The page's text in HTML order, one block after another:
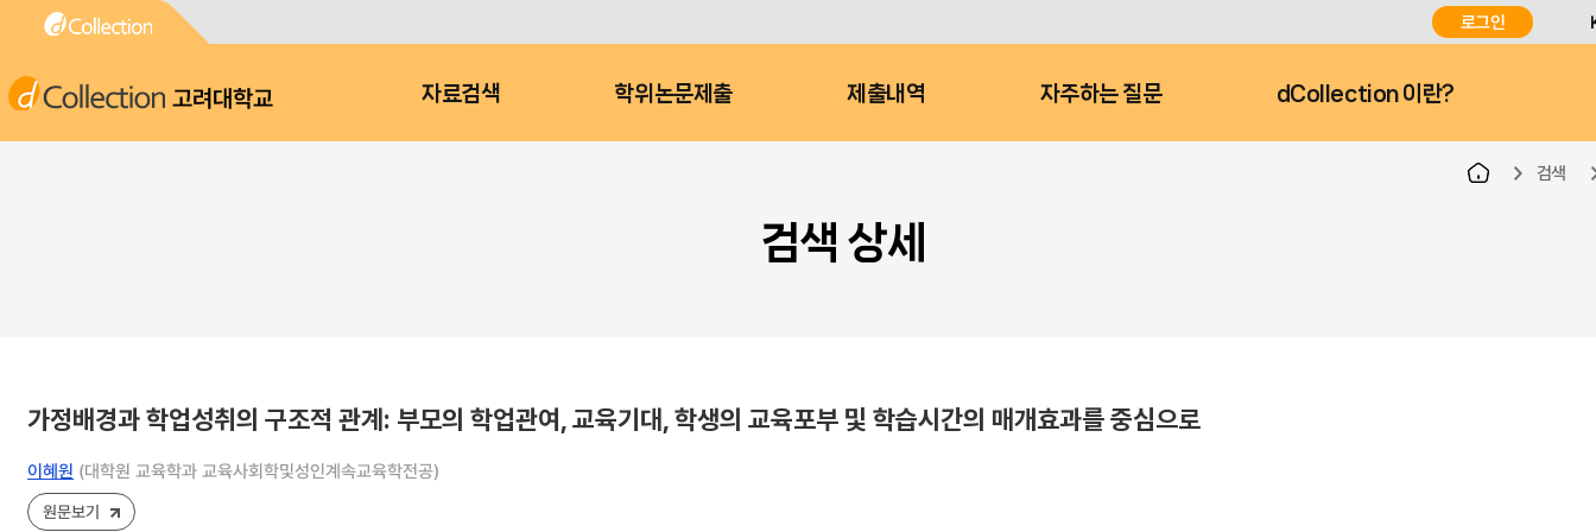
로그인
고려대학교 자료검색 학위논문제출 제출내역 자주하는 질문 dCollection 이란?
검색
검색 상세
가정배경과 학업성취의 구조적 관계: 부모의 학업관여, 교육기대, 학생의 교육포부 및 학습시간의 매개효과를 중심으로
이혜원 (대학원 교육학과 교육사회학및성인계속교육학전공)
원문보기